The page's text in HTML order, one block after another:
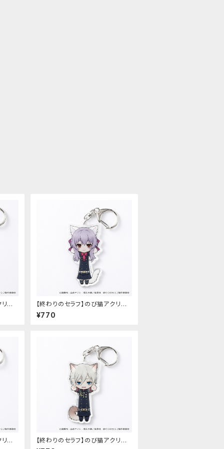
ル
【終わりのセラフ】のび猫アクリル
キーホルダー（柊シノア）
¥770
ル
【終わりのセラフ】のび猫アクリル